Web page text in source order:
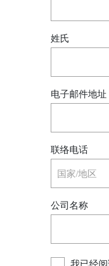
姓氏
电子邮件地址
联络电话
国家/地区
公司名称